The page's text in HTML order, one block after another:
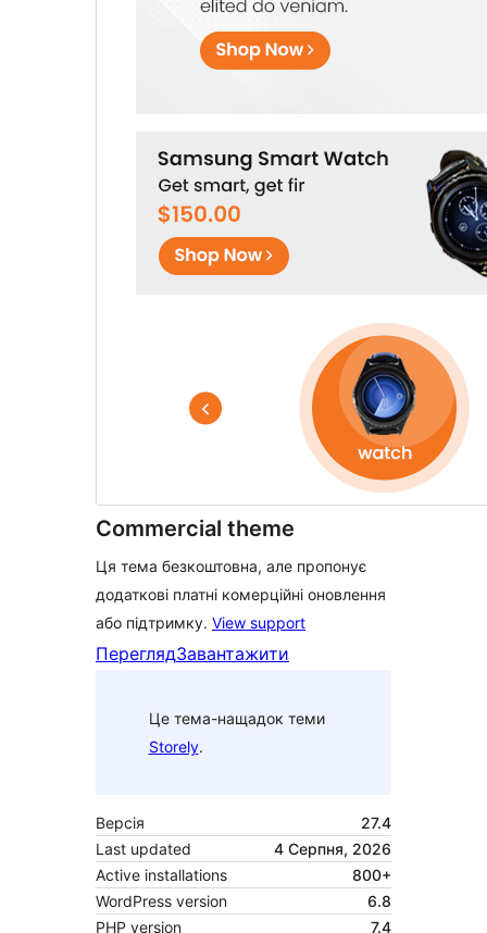
Commercial theme
Ця тема безкоштовна, але пропонує
додаткові платні комерційні оновлення
або підтримку. View support
ПереглядЗавантажити
Це тема-нащадок теми
Storely.
Версія
27.4
Last updated
4 Серпня, 2026
Active installations
800+
WordPress version
6.8
PHP version
7.4